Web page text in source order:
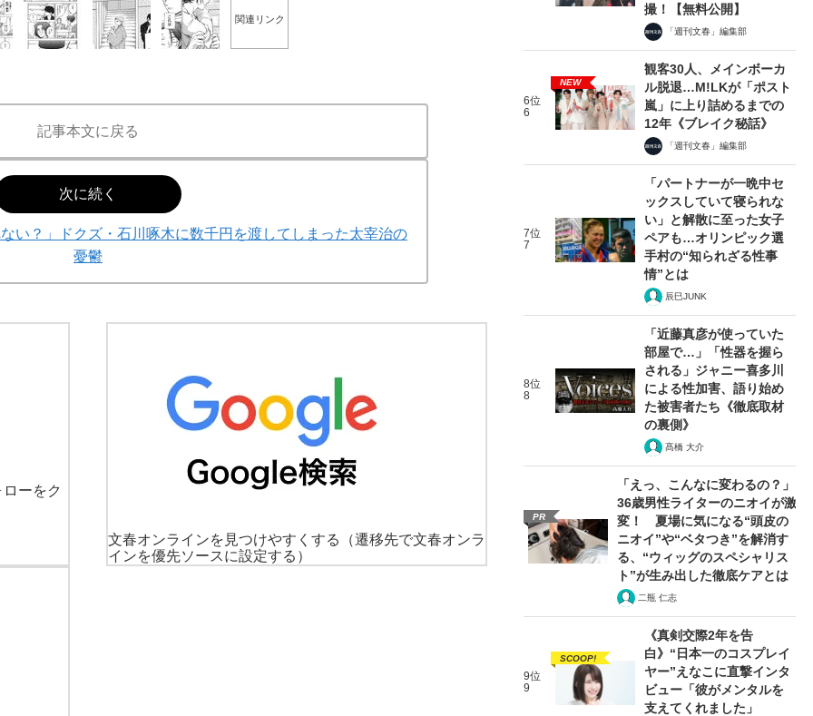
関連リンク
記事本文に戻る
次に続く
い？」ドクズ・石川啄木に数千円を渡してしまった太宰治の
憂鬱
ーをク
文春オンラインを見つけやすくする
（遷移先で文春オンラ
インを優先ソースに設定する）
撮！【無料公開】
「週刊文春」編集部
6位
6
NEW
観客30人、メインボーカ
ル脱退…M!LKが「ポスト
嵐」に上り詰めるまでの
12年《ブレイク秘話》
「週刊文春」編集部
7位
7
「パートナーが一晩中セ
ックスしていて寝られな
い」と解散に至った女子
ペアも…オリンピック選
手村の“知られざる性事
情”とは
辰巳JUNK
8位
8
「近藤真彦が使っていた
部屋で…」「性器を握ら
される」ジャニー喜多川
による性加害、語り始め
た被害者たち《徹底取材
の裏側》
髙橋 大介
PR
「えっ、こんなに変わるの？」
36歳男性ライターのニオイが激
変！ 夏場に気になる“頭皮の
ニオイ”や“ベタつき”を解消す
る、“ウィッグのスペシャリス
ト”が生み出した徹底ケアとは
二瓶 仁志
9位
9
SCOOP!
《真剣交際2年を告
白》“日本一のコスプレイ
ヤー”えなこに直撃インタ
ビュー「彼がメンタルを
支えてくれました」